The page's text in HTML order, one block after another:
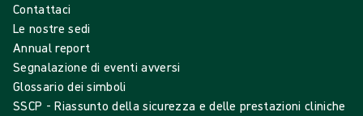
Contattaci
Le nostre sedi
Annual report
Segnalazione di eventi avversi
Glossario dei simboli
SSCP - Riassunto della sicurezza e delle prestazioni cliniche